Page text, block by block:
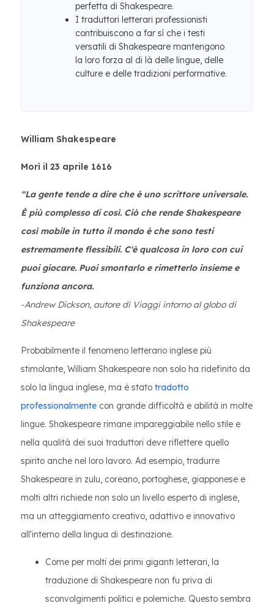
perfetta di Shakespeare.
I traduttori letterari professionisti
contribuiscono a far sì che i testi
versatili di Shakespeare mantengono
la loro forza al di là delle lingue, delle
culture e delle tradizioni performative.
William Shakespeare
Morì il 23 aprile 1616
“La gente tende a dire che è uno scrittore universale.
È più complesso di così. Ciò che rende Shakespeare
così mobile in tutto il mondo è che sono testi
estremamente flessibili. C'è qualcosa in loro con cui
puoi giocare. Puoi smontarlo e rimetterlo insieme e
funziona ancora.
-Andrew Dickson, autore di Viaggi intorno al globo di
Shakespeare
Probabilmente il fenomeno letterario inglese più
stimolante, William Shakespeare non solo ha ridefinito da
solo la lingua inglese, ma è stato tradotto
professionalmente con grande difficoltà e abilità in molte
lingue. Shakespeare rimane impareggiabile nello stile e
nella qualità dei suoi traduttori deve riflettere quello
spirito anche nel loro lavoro. Ad esempio, tradurre
Shakespeare in zulu, coreano, portoghese, giapponese e
molti altri richiede non solo un livello esperto di inglese,
ma un atteggiamento creativo, adattivo e innovativo
all'interno della lingua di destinazione.
Come per molti dei primi giganti letterari, la
traduzione di Shakespeare non fu priva di
sconvolgimenti politici e polemiche. Questo sembra